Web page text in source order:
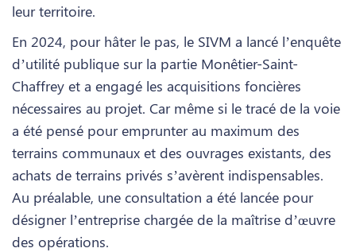
leur territoire.
En 2024, pour hâter le pas, le SIVM a lancé l’enquête
d’utilité publique sur la partie Monêtier-Saint-
Chaffrey et a engagé les acquisitions foncières
nécessaires au projet. Car même si le tracé de la voie
a été pensé pour emprunter au maximum des
terrains communaux et des ouvrages existants, des
achats de terrains privés s’avèrent indispensables.
Au préalable, une consultation a été lancée pour
désigner l’entreprise chargée de la maîtrise d’œuvre
des opérations.